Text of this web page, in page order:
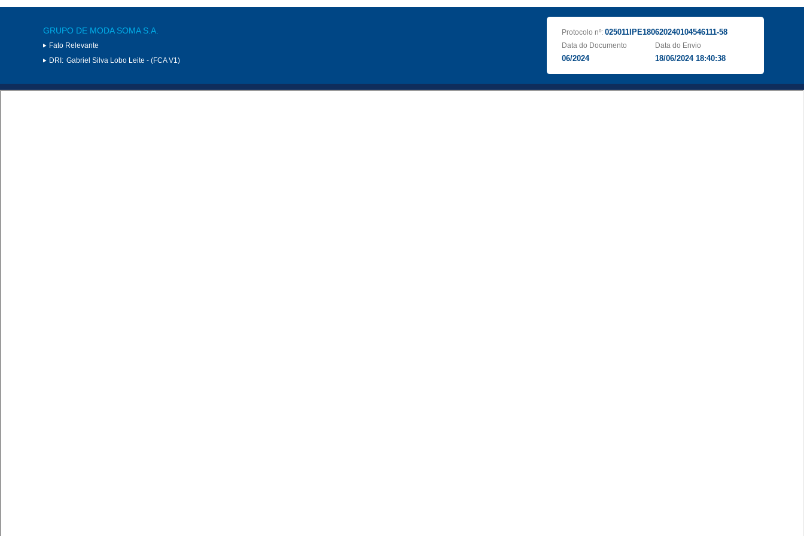
GRUPO DE MODA SOMA S.A.
Fato Relevante
DRI: Gabriel Silva Lobo Leite - (FCA V1)
Protocolo nº: 025011IPE180620240104546111-58
Data do Documento
06/2024
Data do Envio
18/06/2024 18:40:38